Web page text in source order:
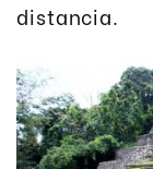
distancia.